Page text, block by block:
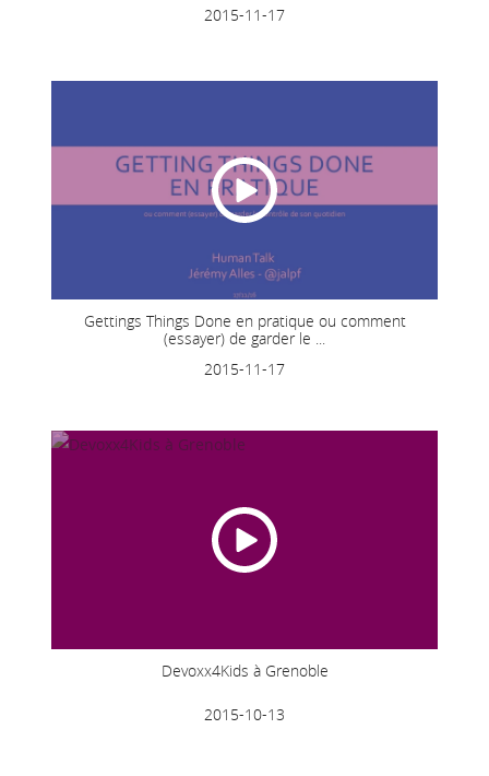
2015-11-17
Gettings Things Done en pratique ou comment
(essayer) de garder le ...
2015-11-17
Devoxx4Kids à Grenoble
2015-10-13